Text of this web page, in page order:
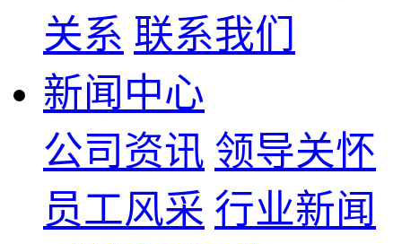
关系 联系我们
新闻中心
公司资讯 领导关怀
员工风采 行业新闻